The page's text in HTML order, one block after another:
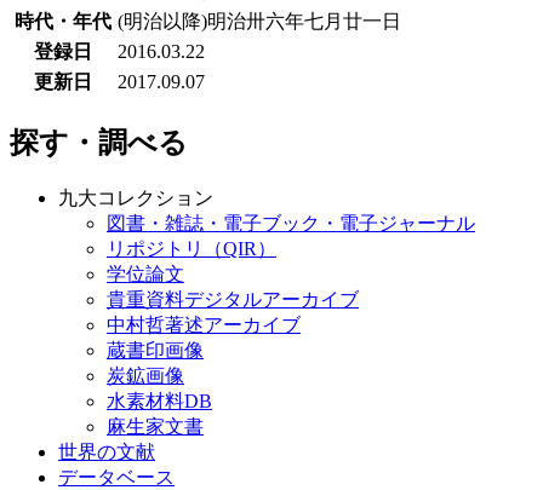
時代・年代 (明治以降)明治卅六年七月廿一日
登録日
2016.03.22
更新日
2017.09.07
探す・調べる
九大コレクション
図書・雑誌・電子ブック・電子ジャーナル
リポジトリ（QIR）
学位論文
貴重資料デジタルアーカイブ
中村哲著述アーカイブ
蔵書印画像
炭鉱画像
水素材料DB
麻生家文書
世界の文献
データベース